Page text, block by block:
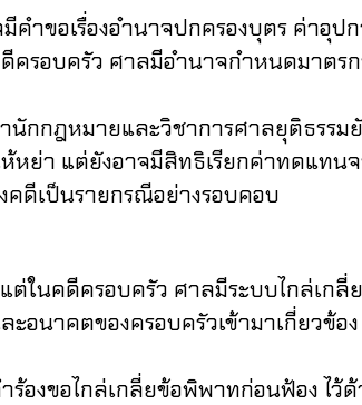
อเรื่องอำนาจปกครองบุตร ค่าอุปก
ครอบครัว ศาลมีอำนาจกำหนดมาตร
กฎหมายและวิชาการศาลยุติธรรมยั
ห้หย่า แต่ยังอาจมีสิทธิเรียกค่าทดแท
คดีเป็นรายกรณีอย่างรอบคอบ
นคดีครอบครัว ศาลมีระบบไกล่เกลี่
อนาคตของครอบครัวเข้ามาเกี่ยวข้อ
ขอไกล่เกลี่ยข้อพิพาทก่อนฟ้อง ไว้ด้